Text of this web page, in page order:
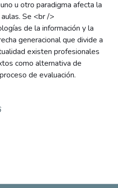
u otro paradigma afecta la
Se <br />
de la información y la
generacional que divide a
existen profesionales
como alternativa de
de evaluación.